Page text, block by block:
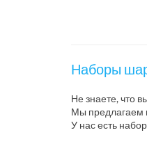
Наборы
Не знаете, что
Мы предлагаем
У нас есть